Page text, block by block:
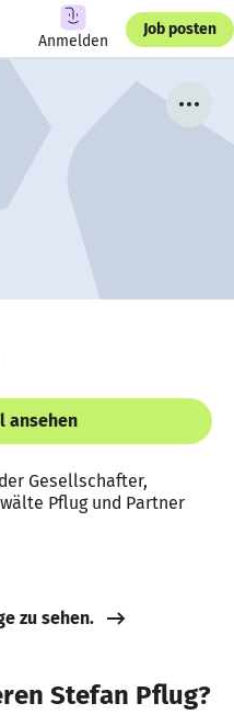
Anmelden
Job posten
ansehen
Gesellschafter,
Pflug und Partner
zu sehen.
Stefan Pflug?